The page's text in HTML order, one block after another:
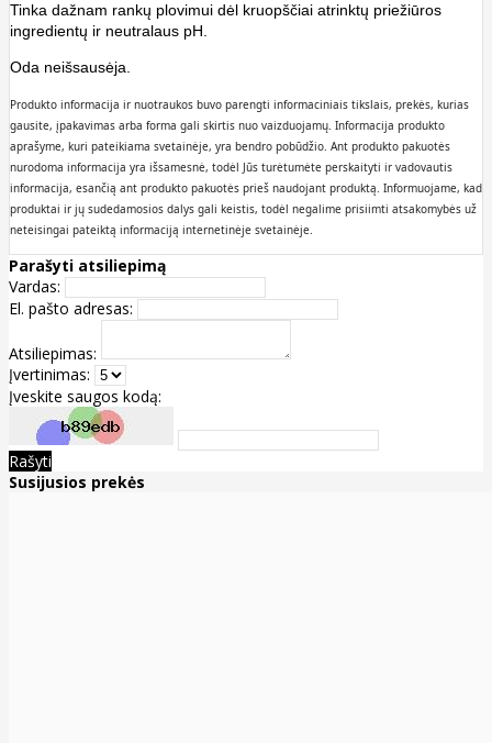
Tinka dažnam rankų plovimui dėl kruopščiai atrinktų priežiūros
ingredientų ir neutralaus pH.
Oda neišsausėja.
Produkto informacija ir nuotraukos buvo parengti informaciniais tikslais, prekės, kurias
gausite, įpakavimas arba forma gali skirtis nuo vaizduojamų. Informacija produkto
aprašyme, kuri pateikiama svetainėje, yra bendro pobūdžio. Ant produkto pakuotės
nurodoma informacija yra išsamesnė, todėl Jūs turėtumėte perskaityti ir vadovautis
informacija, esančią ant produkto pakuotės prieš naudojant produktą. Informuojame, kad
produktai ir jų sudedamosios dalys gali keistis, todėl negalime prisiimti atsakomybės už
neteisingai pateiktą informaciją internetinėje svetainėje.
Parašyti atsiliepimą
Vardas:
El. pašto adresas:
Atsiliepimas:
Įvertinimas:
Įveskite saugos kodą:
Rašyti
Susijusios prekės